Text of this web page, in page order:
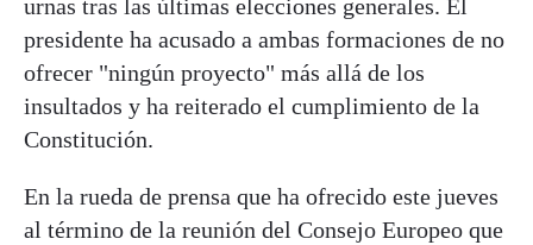
urnas tras las últimas elecciones generales. El
presidente ha acusado a ambas formaciones de no
ofrecer "ningún proyecto" más allá de los
insultados y ha reiterado el cumplimiento de la
Constitución.
En la rueda de prensa que ha ofrecido este jueves
al término de la reunión del Consejo Europeo que